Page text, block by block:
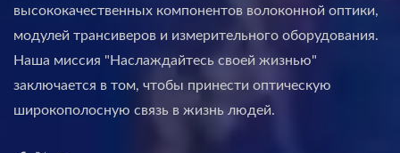
высококачественных компонентов волоконной оптики,
модулей трансиверов и измерительного оборудования.
Наша миссия "Наслаждайтесь своей жизнью"
заключается в том, чтобы принести оптическую
широкополосную связь в жизнь людей.